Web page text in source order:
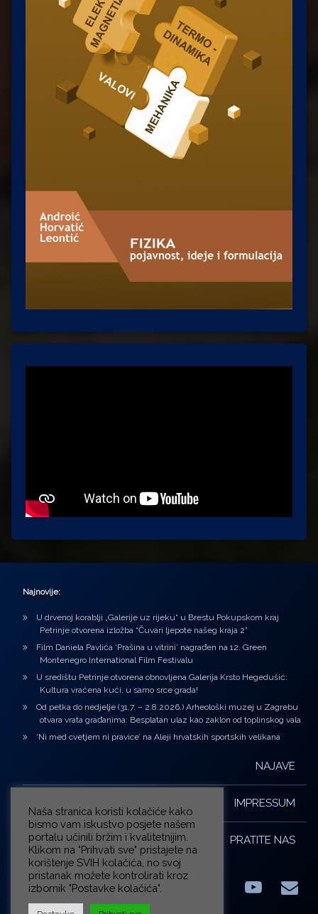
Najnovije:
U drvenoj korablji „Galerije uz rijeku“ u Brestu Pokupskom kraj
Petrinje otvorena izložba “Čuvari ljepote našeg kraja 2”
Film Daniela Pavlića ‘Prašina u vitrini’ nagrađen na 12. Green
Montenegro International Film Festivalu
U središtu Petrinje otvorena obnovljena Galerija Krsto Hegedušić:
Kultura vraćena kući, u samo srce grada!
Od petka do nedjelje (31.7. – 2.8.2026.) Arheološki muzej u Zagrebu
otvara vrata građanima: Besplatan ulaz kao zaklon od toplinskog vala
‘Ni med cvetjem ni pravice’ na Aleji hrvatskih sportskih velikana
NAJAVE
IMPRESSUM
PRATITE NAS
FacebookLinkedIn E-
Naša stranica koristi kolačiće kako
bismo vam iskustvo posjete našem
portalu učinili bržim i kvalitetnijim.
Klikom na "Prihvati sve" pristajete na
korištenje SVIH kolačića, no svoj
pristanak možete kontrolirati kroz
izbornik "Postavke kolačića".